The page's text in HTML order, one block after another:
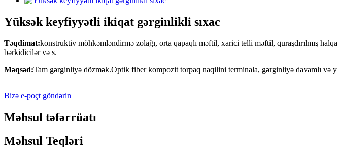
Yüksək keyfiyyətli ikiqat gərginlikli sıxac
Təqdimat:konstruktiv möhkəmləndirmə zolağı, orta qapaqlı məftil, xarici telli məftil, quraşdırılmış
bərkidicilər və s.
Məqsəd:Tam gərginliyə dözmək.Optik fiber kompozit torpaq naqilini terminala, gərginliyə davamlı və
Bizə e-poçt göndərin
Məhsul təfərrüatı
Məhsul Teqləri